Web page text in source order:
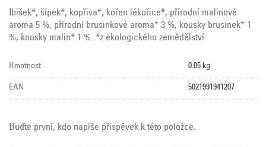
Ibišek*, šípek*, kopřiva*, kořen lékořice*, přírodní malinové
aroma 5 %, přírodní brusinkové aroma* 3 %, kousky brusinek* 1
%, kousky malin* 1 %. *z ekologického zemědělství
Hmotnost 0.05 kg
EAN 5021991941207
Buďte první, kdo napíše příspěvek k této položce.